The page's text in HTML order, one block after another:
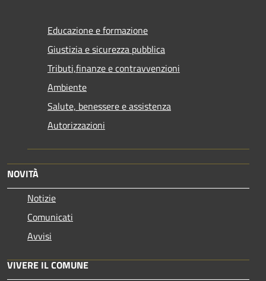
Educazione e formazione
Giustizia e sicurezza pubblica
Tributi,finanze e contravvenzioni
Ambiente
Salute, benessere e assistenza
Autorizzazioni
NOVITÀ
Notizie
Comunicati
Avvisi
VIVERE IL COMUNE